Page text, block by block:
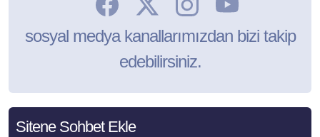
sosyal medya kanallarımızdan bizi takip
edebilirsiniz.
Sitene Sohbet Ekle